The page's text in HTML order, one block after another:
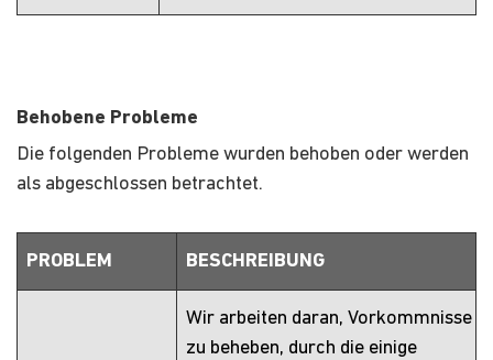
Behobene Probleme
Die folgenden Probleme wurden behoben oder werden
als abgeschlossen betrachtet.
PROBLEM BESCHREIBUNG
Wir arbeiten daran, Vorkommnisse
zu beheben, durch die einige